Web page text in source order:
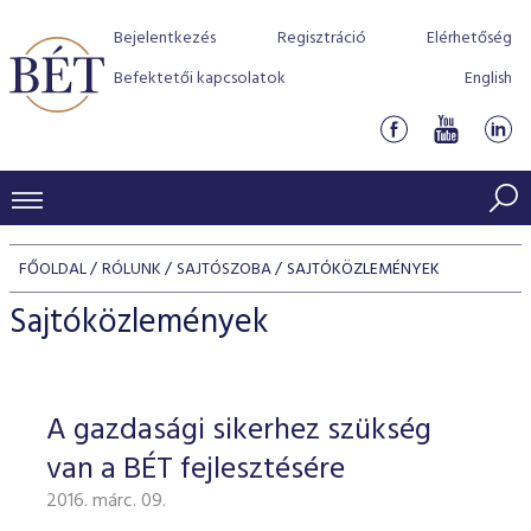
Bejelentkezés Regisztráció
Elérhetőség
Befektetői kapcsolatok
English
KERESKEDÉSI ADATOK
INDEXEK
Jelzáloglevél indexek
Vállalati kötvény indexek
Azonnali Piac
Részvények
Származékos piac
BEFEKTETŐK
Részvény szekció
Hitelpapír szekció
BÉT szabályzatok
Befektetővédelem
Alkalmazott díjstruktúra
Elszámolás
Részvény és vállalati kötvény tőzsdei bevezetését
program
BÉT Xtend - Részvénypiac egyszerűen
TŐZSDETAGOK
Tőzsdetagok, üzletkötők
VENDOROK
FŐOLDAL RÓLUNK SAJTÓSZOBA SAJTÓKÖZLEMÉNYEK
Sajtóközlemények
A gazdasági sikerhez szükség
van a BÉT fejlesztésére
2016. márc. 09.